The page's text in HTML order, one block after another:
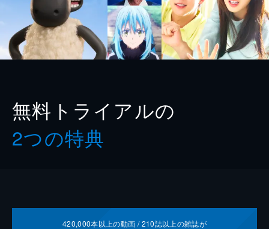
無料トライアルの
2つの特典
420,000本以上の動画 /210誌以上の雑誌が